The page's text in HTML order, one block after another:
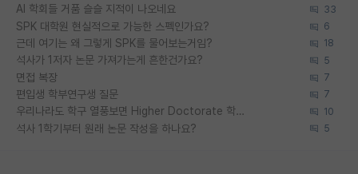
AI 학회들 거품 슬슬 지적이 나오네요 33
SPK 대학원 현실적으로 가능한 스펙인가요? 6
근데 여기는 왜 그렇게 SPK를 물어보는거임? 18
석사가 1저자 논문 가져가는게 흔한건가요? 5
면접 복장 7
편입생 학부연구생 질문 7
우리나라도 학구 열풍보면 Higher Doctorate 학위가 필요하다고 봅니다. 10
석사 1학기부터 원래 논문 작성을 하나요? 5